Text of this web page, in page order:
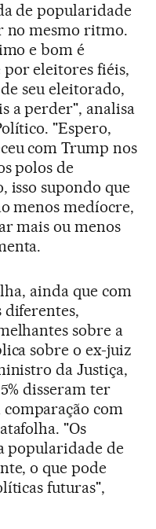
de popularidade
no mesmo ritmo.
e bom é
eleitores fiéis,
seu eleitorado,
a perder", analisa
"Espero,
com Trump nos
polos de
isso supondo que
menos medíocre,
mais ou menos
ainda que com
diferentes,
sobre a
sobre o ex-juiz
da Justiça,
disseram ter
com
"Os
popularidade de
o que pode
futuras",